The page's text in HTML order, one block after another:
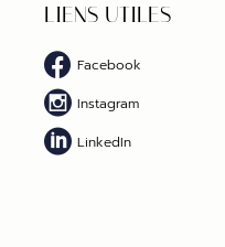
LIENS UTILES
Facebook
Instagram
LinkedIn